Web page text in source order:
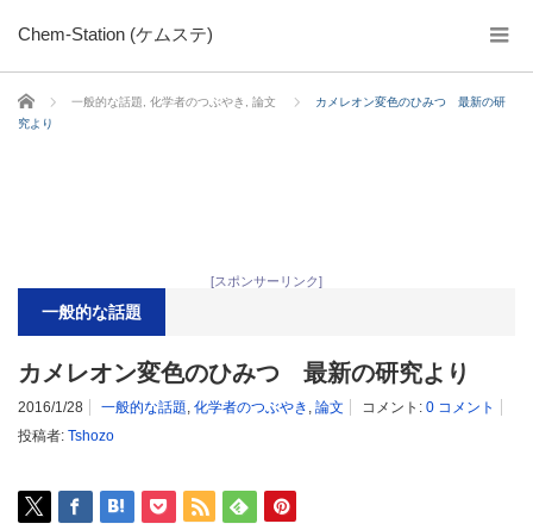
Chem-Station (ケムステ)
ホーム 一般的な話題 化学者のつぶやき 論文
カメレオン変色のひみつ 最新の研
究より
[スポンサーリンク]
一般的な話題
カメレオン変色のひみつ 最新の研究より
2016/1/28 一般的な話題, 化学者のつぶやき , 論文 コメント: 0 コメント
投稿者: Tshozo